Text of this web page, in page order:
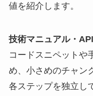
値を紹介します。
技術マニュアル・
コードスニペットや
め、小さめのチャン
各ステップを独立し